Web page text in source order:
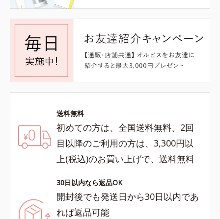
送料無料
初めての方は、全国送料無料、2回
目以降のご利用の方は、3,300円以
上(税込)のお買い上げで、送料無料
30日以内なら返品OK
開封後でも発送日から30日以内であ
れば返品可能